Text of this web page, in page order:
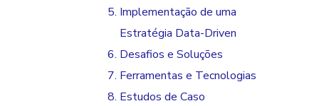
Implementação de uma
Estratégia Data-Driven
Desafios e Soluções
Ferramentas e Tecnologias
Estudos de Caso